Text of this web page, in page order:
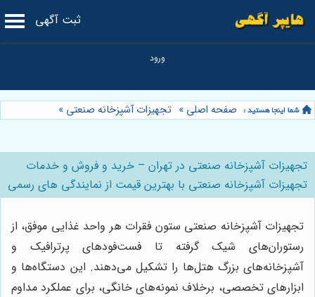
ثبت آگهی
صفحه اصلی » تجهیزات آشپزخانه صنعتی »
تجهیزات آشپزخانه صنعتی در تهران – خرید و فروش و خدمات
تجهیزات آشپزخانه صنعتی با بهترین قیمت از نمایندگی های رسمی
تجهیزات آشپزخانه صنعتی ستون فقرات هر واحد غذایی موفق، از
رستوران‌های شیک گرفته تا فست‌فودهای پرترافیک و
آشپزخانه‌های بزرگ هتل‌ها را تشکیل می‌دهند. این دستگاه‌ها و
ابزارهای تخصصی، برخلاف نمونه‌های خانگی، برای عملکرد مداوم